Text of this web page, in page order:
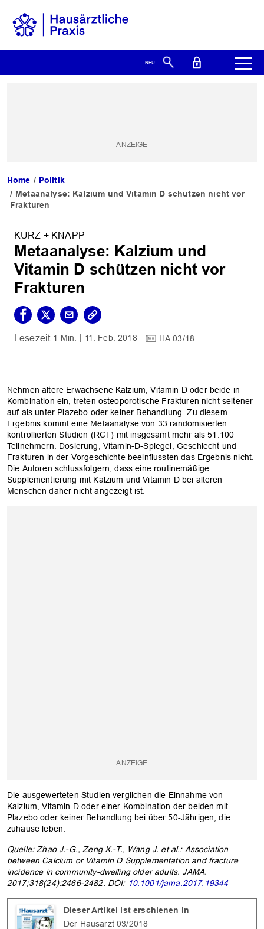
Home
Politik
Metaanalyse: Kalzium und Vitamin D schützen nicht vor
Frakturen
KURZ + KNAPP
Metaanalyse: Kalzium und
Vitamin D schützen nicht vor
Frakturen
1 Min. 11. Feb. 2018 HA 03/18
Nehmen ältere Erwachsene Kalzium, Vitamin D oder beide in
Kombination ein, treten osteoporotische Frakturen nicht seltener
auf als unter Plazebo oder keiner Behandlung. Zu diesem
Ergebnis kommt eine Metaanalyse von 33 randomisierten
kontrollierten Studien (RCT) mit insgesamt mehr als 51.100
Teilnehmern. Dosierung, Vitamin-D-Spiegel, Geschlecht und
Frakturen in der Vorgeschichte beeinflussten das Ergebnis nicht.
Die Autoren schlussfolgern, dass eine routinemäßige
Supplementierung mit Kalzium und Vitamin D bei älteren
Menschen daher nicht angezeigt ist.
Die ausgewerteten Studien verglichen die Einnahme von
Kalzium, Vitamin D oder einer Kombination der beiden mit
Plazebo oder keiner Behandlung bei über 50-Jährigen, die
zuhause leben.
Quelle: Zhao J.-G., Zeng X.-T., Wang J. et al.: Association
between Calcium or Vitamin D Supplementation and fracture
incidence in community-dwelling older adults. JAMA.
2017;318(24):2466-2482. DOI: 10.1001/jama.2017.19344
Dieser Artikel ist erschienen in
Der Hausarzt 03/2018